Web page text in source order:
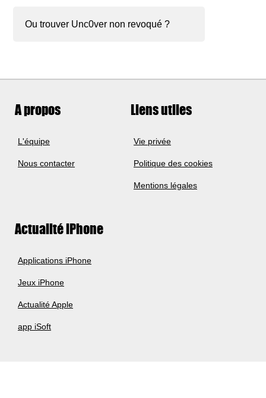
Ou trouver Unc0ver non revoqué ?
A propos
L'équipe
Nous contacter
Liens utiles
Vie privée
Politique des cookies
Mentions légales
Actualité iPhone
Applications iPhone
Jeux iPhone
Actualité Apple
app iSoft